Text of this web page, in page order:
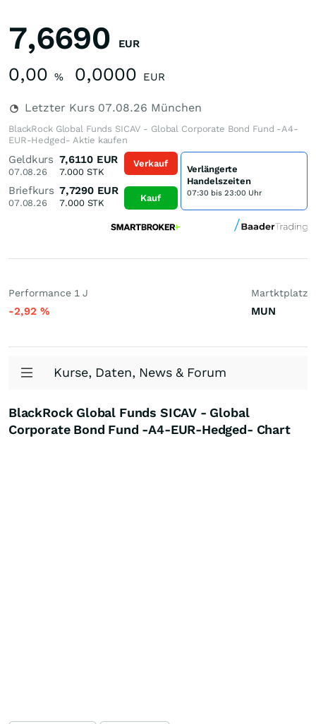
7,6690 EUR
0,00 % 0,0000 EUR
Letzter Kurs 07.08.26 München
BlackRock Global Funds SICAV - Global Corporate Bond Fund -A4-
EUR-Hedged- Aktie kaufen
Geldkurs
07.08.26
7,6110 EUR
7.000STK
Briefkurs
07.08.26
7,7290 EUR
7.000STK
Verkauf
Kauf
Verlängerte
Handelszeiten
07:30 bis 23:00 Uhr
Performance 1 J
-2,92 %
Martktplatz
MUN
Kurse, Daten, News & Forum
BlackRock Global Funds SICAV - Global
Corporate Bond Fund -A4-EUR-Hedged- Chart